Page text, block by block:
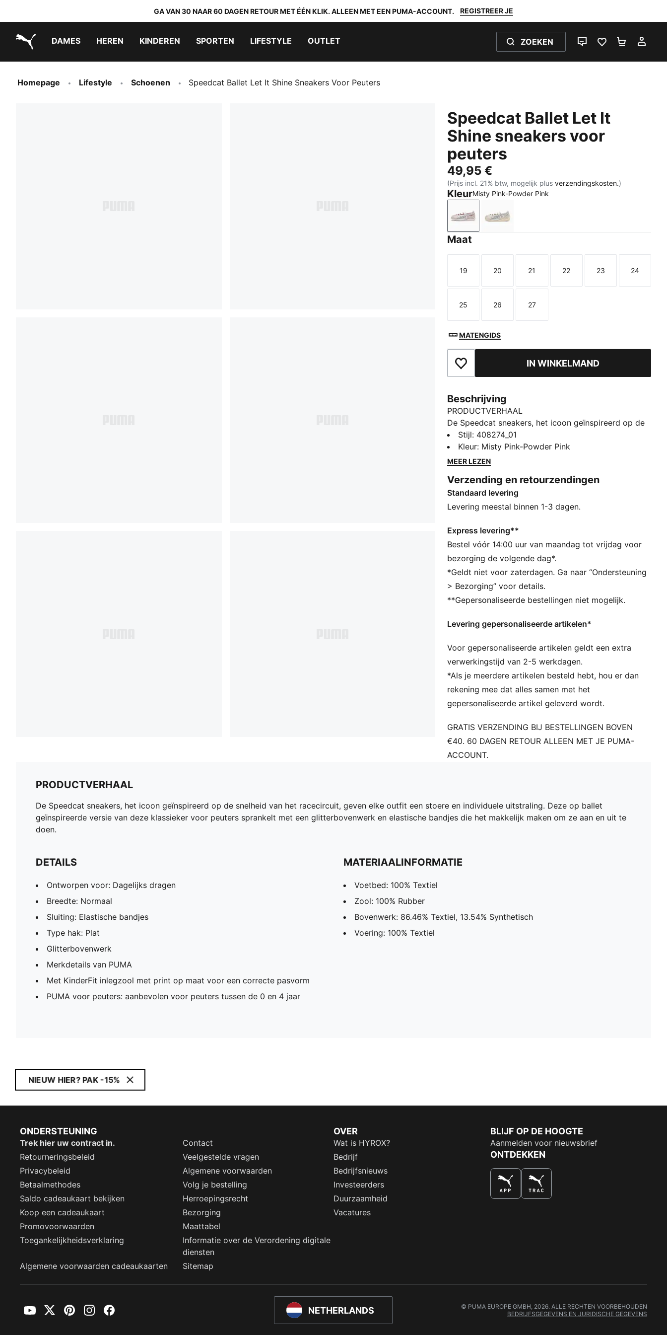
GA VAN 30 NAAR 60 DAGEN RETOUR MET ÉÉN KLIK. ALLEEN MET EEN PUMA-ACCOUNT. REGISTREER JE
DAMES HEREN KINDEREN SPORTEN LIFESTYLE OUTLET ZOEKEN
LIVE CHATFAVORIETEN 0
Homepage Lifestyle Schoenen Speedcat Ballet Let It Shine Sneakers Voor Peuters
Speedcat Ballet Let It
Shine sneakers voor
peuters
49,95 €
(Prijs incl. 21% btw, mogelijk plusverzendingskosten.)
KleurMisty Pink-Powder Pink
Misty Pink-Powder Pink
Silver Fog-Alpine Snow
Maat
Maat
19
Maat
20
Maat
21
Maat
22
Maat
23
Maat
24
Maat
25
Maat
26
Maat
27
MATENGIDS
Toegevoegd aan favorietenIN WINKELMAND
Beschrijving
PRODUCTVERHAAL
De Speedcat sneakers, het icoon geïnspireerd op de
snelheid van het racecircuit, geven elke outfit een
stoere en individuele uitstraling. Deze op ballet
geïnspireerde versie van deze klassieker voor peuters
bandjes die het makkelijk maken om ze aan en uit te
doen.
DETAILS
Breedte: Normaal
Sluiting: Elastische bandjes
Type hak: Plat
Glitterbovenwerk
Merkdetails van PUMA
Met KinderFit inlegzool met print op maat voor een
correcte pasvorm
de 0 en 4 jaar
Stijl: 408274_01
Kleur: Misty Pink-Powder Pink
MEER LEZEN
Verzending en retourzendingen
Standaard levering
Levering meestal binnen 1-3 dagen.
Express levering**
Bestel vóór 14:00 uur van maandag tot vrijdag voor
bezorging de volgende dag*.
*Geldt niet voor zaterdagen. Ga naar “Ondersteuning
> Bezorging” voor details.
**Gepersonaliseerde bestellingen niet mogelijk.
Levering gepersonaliseerde artikelen*
Voor gepersonaliseerde artikelen geldt een extra
verwerkingstijd van 2-5 werkdagen.
*Als je meerdere artikelen besteld hebt, hou er dan
rekening mee dat alles samen met het
gepersonaliseerde artikel geleverd wordt.
GRATIS VERZENDING BIJ BESTELLINGEN BOVEN
€40. 60 DAGEN RETOUR ALLEEN MET JE PUMA-
ACCOUNT.
PRODUCTVERHAAL
De Speedcat sneakers, het icoon geïnspireerd op de snelheid van het racecircuit, geven elke outfit een stoere en individuele uitstraling. Deze op ballet
geïnspireerde versie van deze klassieker voor peuters sprankelt met een glitterbovenwerk en elastische bandjes die het makkelijk maken om ze aan en uit te
doen.
DETAILS
Ontworpen voor: Dagelijks dragen
Breedte: Normaal
Sluiting: Elastische bandjes
Type hak: Plat
Glitterbovenwerk
Merkdetails van PUMA
Met KinderFit inlegzool met print op maat voor een correcte pasvorm
PUMA voor peuters: aanbevolen voor peuters tussen de 0 en 4 jaar
MATERIAALINFORMATIE
Voetbed: 100% Textiel
Zool: 100% Rubber
Bovenwerk: 86.46% Textiel, 13.54% Synthetisch
Voering: 100% Textiel
NIEUW HIER? PAK -15%
ONDERSTEUNING
Trek hier uw contract in.
Contact
Retourneringsbeleid
Veelgestelde vragen
Privacybeleid
Algemene voorwaarden
Betaalmethodes
Volg je bestelling
Saldo cadeaukaart bekijken
Herroepingsrecht
Koop een cadeaukaart
Bezorging
Promovoorwaarden
Maattabel
Toegankelijkheidsverklaring
Informatie over de Verordening digitale
diensten
Algemene voorwaarden cadeaukaarten
Sitemap
OVER
Wat is HYROX?
Bedrijf
Bedrijfsnieuws
Investeerders
Duurzaamheid
Vacatures
BLIJF OP DE HOOGTE
Aanmelden voor nieuwsbrief
ONTDEKKEN
NETHERLANDS
YouTubeTwitterPinterestInstagramFacebook
© PUMA EUROPE GMBH, 2026. ALLE RECHTEN VOORBEHOUDEN
BEDRIJFSGEGEVENS EN JURIDISCHE GEGEVENS